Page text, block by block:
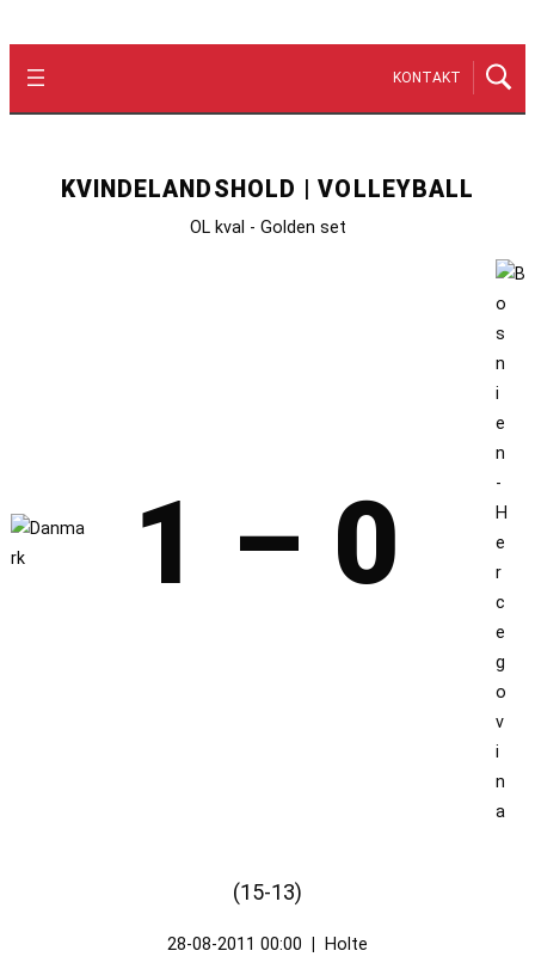
KONTAKT
KVINDELANDSHOLD | VOLLEYBALL
OL kval - Golden set
1 – 0
(15-13)
28-08-2011 00:00 Holte